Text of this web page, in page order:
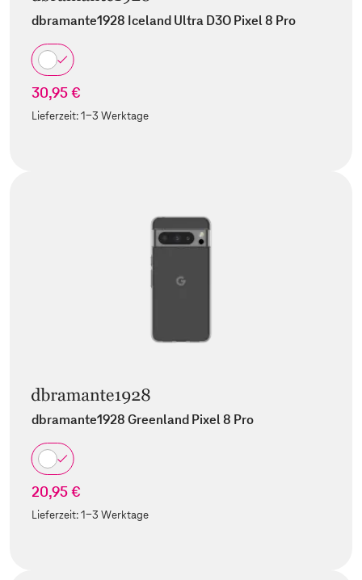
dbramante1928 Iceland Ultra D3O Pixel 8 Pro
30,95 €
Lieferzeit:1-3 Werktage
dbramante1928 Greenland Pixel 8 Pro
20,95 €
Lieferzeit:1-3 Werktage